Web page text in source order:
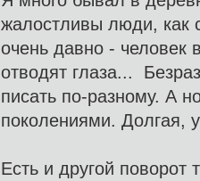
жалостливы люди, как
очень давно - человек
отводят глаза...
писать по-разному. А
поколениями. Долгая,
Есть и другой